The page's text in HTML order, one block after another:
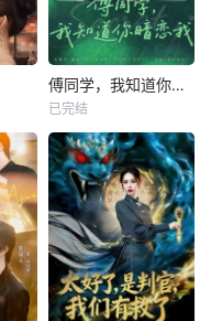
傅同学，我知道你暗恋我
已完结